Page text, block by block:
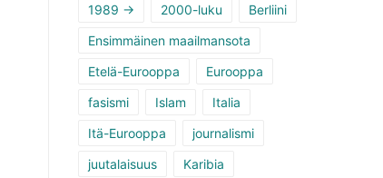
1989 ->
2000-luku
Berliini
Ensimmäinen maailmansota
Etelä-Eurooppa
Eurooppa
fasismi
Islam
Italia
Itä-Eurooppa
journalismi
juutalaisuus
Karibia